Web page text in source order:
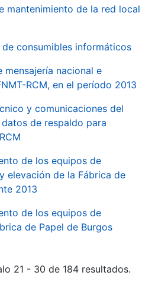
mantenimiento de la red local
de consumibles informáticos
mensajería nacional e
RCM, en el período 2013
y comunicaciones del
de respaldo para
de los equipos de
elevación de la Fábrica de
2013
de los equipos de
de Papel de Burgos
21 - 30 de 184 resultados.